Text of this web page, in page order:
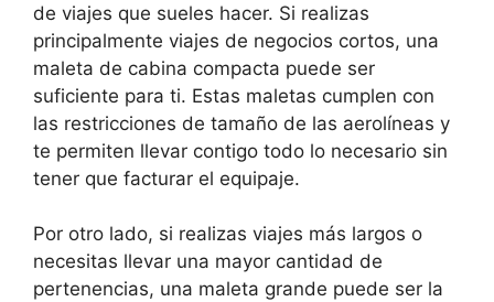
de viajes que sueles hacer. Si realizas
principalmente viajes de negocios cortos, una
maleta de cabina compacta puede ser
suficiente para ti. Estas maletas cumplen con
las restricciones de tamaño de las aerolíneas y
te permiten llevar contigo todo lo necesario sin
tener que facturar el equipaje.
Por otro lado, si realizas viajes más largos o
necesitas llevar una mayor cantidad de
pertenencias, una maleta grande puede ser la